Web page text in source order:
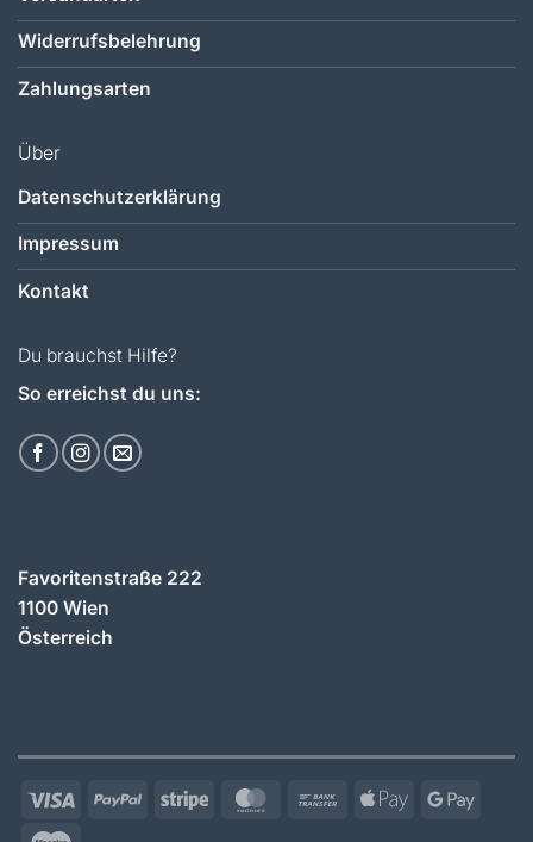
Widerrufsbelehrung
Zahlungsarten
Über
Datenschutzerklärung
Impressum
Kontakt
Du brauchst Hilfe?
So erreichst du uns:
Favoritenstraße 222
1100 Wien
Österreich
Visa PayPal Stripe MasterCard
Bank
Apple